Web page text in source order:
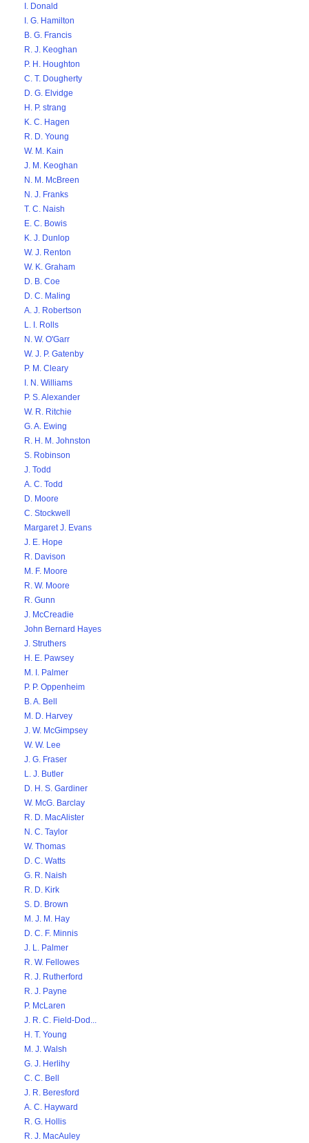
I. Donald
I. G. Hamilton
B. G. Francis
R. J. Keoghan
P. H. Houghton
C. T. Dougherty
D. G. Elvidge
H. P. strang
K. C. Hagen
R. D. Young
W. M. Kain
J. M. Keoghan
N. M. McBreen
N. J. Franks
T. C. Naish
E. C. Bowis
K. J. Dunlop
W. J. Renton
W. K. Graham
D. B. Coe
D. C. Maling
A. J. Robertson
L. I. Rolls
N. W. O'Garr
W. J. P. Gatenby
P. M. Cleary
I. N. Williams
P. S. Alexander
W. R. Ritchie
G. A. Ewing
R. H. M. Johnston
S. Robinson
J. Todd
A. C. Todd
D. Moore
C. Stockwell
Margaret J. Evans
J. E. Hope
R. Davison
M. F. Moore
R. W. Moore
R. Gunn
J. McCreadie
John Bernard Hayes
J. Struthers
H. E. Pawsey
M. I. Palmer
P. P. Oppenheim
B. A. Bell
M. D. Harvey
J. W. McGimpsey
W. W. Lee
J. G. Fraser
L. J. Butler
D. H. S. Gardiner
W. McG. Barclay
R. D. MacAlister
N. C. Taylor
W. Thomas
D. C. Watts
G. R. Naish
R. D. Kirk
S. D. Brown
M. J. M. Hay
D. C. F. Minnis
J. L. Palmer
R. W. Fellowes
R. J. Rutherford
R. J. Payne
P. McLaren
J. R. C. Field-Dod...
H. T. Young
M. J. Walsh
G. J. Herlihy
C. C. Bell
J. R. Beresford
A. C. Hayward
R. G. Hollis
R. J. MacAuley